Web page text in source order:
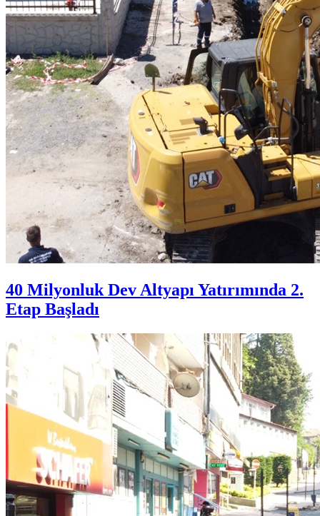
40 Milyonluk Dev Altyapı Yatırımında 2.
Etap Başladı